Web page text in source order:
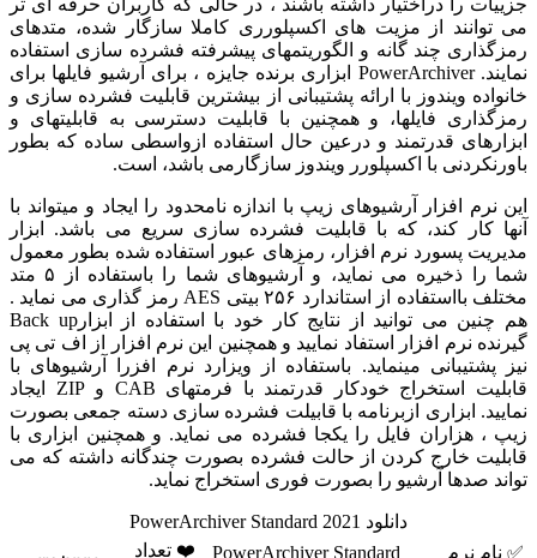
می توانند از مزیت های اکسپلورری کاملا سازگار شده، متدهای
رمزگذاری چند گانه و الگوریتمهای پیشرفته فشرده سازی استفاده
نمایند. PowerArchiver ابزاری برنده جایزه ، برای آرشیو فایلها برای
خانواده ویندوز با ارائه پشتیبانی از بیشترین قابلیت فشرده سازی و
رمزگذاری فایلها، و همچنین با قابلیت دسترسی به قابلیتهای و
ابزارهای قدرتمند و درعین حال استفاده ازواسطی ساده که بطور
باورنکردنی با اکسپلورر ویندوز سازگارمی باشد، است.
این نرم افزار آرشیوهای زیپ با اندازه نامحدود را ایجاد و میتواند با
آنها کار کند، که با قابلیت فشرده سازی سریع می باشد. ابزار
مدیریت پسورد نرم افزار، رمزهای عبور استفاده شده بطور معمول
شما را ذخیره می نماید، و آرشیوهای شما را باستفاده از ۵ متد
مختلف بااستفاده از استاندارد ۲۵۶ بیتی AES رمز گذاری می نماید .
هم چنین می توانید از نتایج کار خود با استفاده از ابزارBack up
گیرنده نرم افزار استفاد نمایید و همچنین این نرم افزار از اف تی پی
نیز پشتیبانی مینماید. باستفاده از ویزارد نرم افزرا آرشیوهای با
قابلیت استخراج خودکار قدرتمند با فرمتهای CAB و ZIP ایجاد
نمایید. ابزاری ازبرنامه با قابیلت فشرده سازی دسته جمعی بصورت
زیپ ، هزاران فایل را یکجا فشرده می نماید. و همچنین ابزاری با
قابلیت خارج کردن از حالت فشرده بصورت چندگانه داشته که می
تواند صدها آرشیو را بصورت فوری استخراج نماید.
دانلود PowerArchiver Standard 2021
✅ نام نرم
PowerArchiver Standard ❤️ تعداد